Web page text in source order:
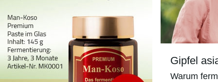
Gipfel
Warum